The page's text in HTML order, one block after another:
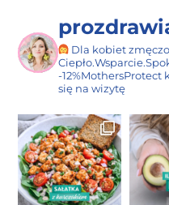
Dla kobiet
-12%MothersProtect
się na wizytę